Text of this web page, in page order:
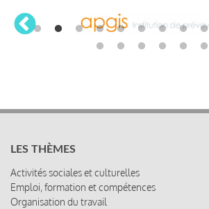
LES THÈMES
Activités sociales et culturelles
Emploi, formation et compétences
Organisation du travail